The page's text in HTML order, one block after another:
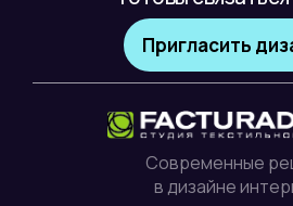
Пригласить
Современные
в дизайне